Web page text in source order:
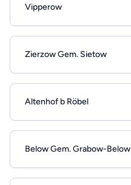
Vipperow
Zierzow Gem. Sietow
Altenhof b Röbel
Below Gem. Grabow-Below